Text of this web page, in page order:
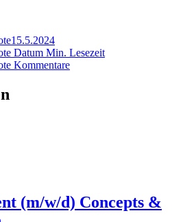
15.5.2024
Min. Lesezeit
Kommentare
(m/w/d) Concepts &